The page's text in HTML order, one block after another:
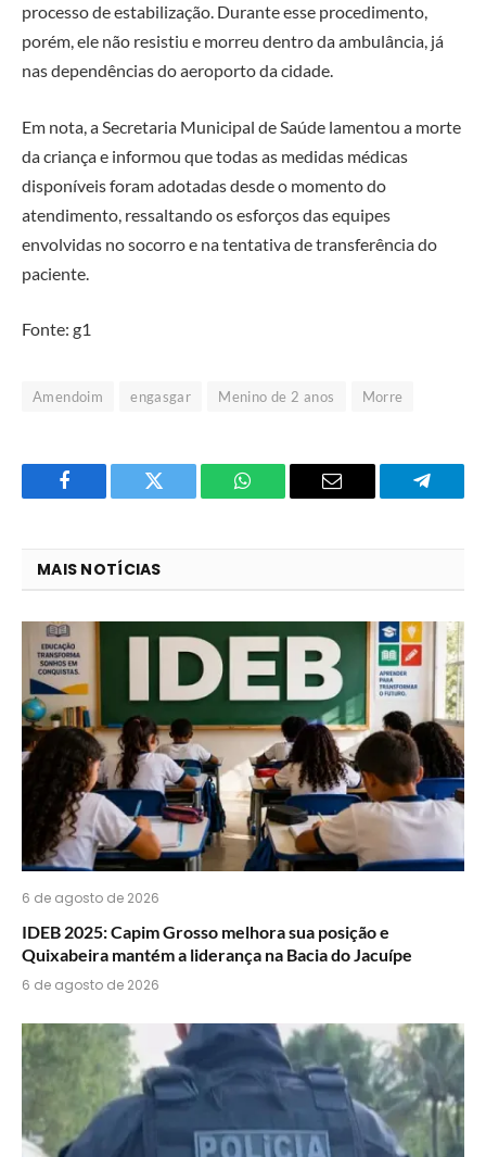
processo de estabilização. Durante esse procedimento,
porém, ele não resistiu e morreu dentro da ambulância, já
nas dependências do aeroporto da cidade.
Em nota, a Secretaria Municipal de Saúde lamentou a morte
da criança e informou que todas as medidas médicas
disponíveis foram adotadas desde o momento do
atendimento, ressaltando os esforços das equipes
envolvidas no socorro e na tentativa de transferência do
paciente.
Fonte: g1
Amendoim engasgar Menino de 2 anos Morre
Facebook Twitter
O
do
WhatsApp?
E-
MAIS NOTÍCIAS
6 de agosto de 2026
IDEB 2025: Capim Grosso melhora sua posição e
Quixabeira mantém a liderança na Bacia do Jacuípe
6 de agosto de 2026